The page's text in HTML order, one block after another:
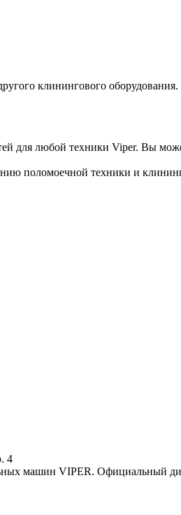
клинингового оборудования.
для любой техники Viper. Вы
поломоечной техники и
4
машин VIPER. Официальный